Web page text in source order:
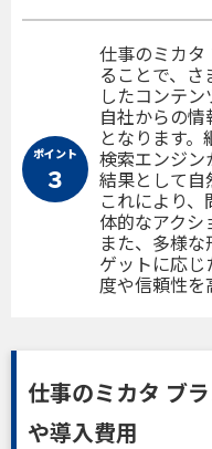
ポイント
３
仕事のミカタ
ることで、
したコンテン
自社からの
となります。
検索エンジン
結果として自
これにより
体的なアクシ
また、多様
ゲットに応
度や信頼性を
仕事のミカタ ブ
や導入費用